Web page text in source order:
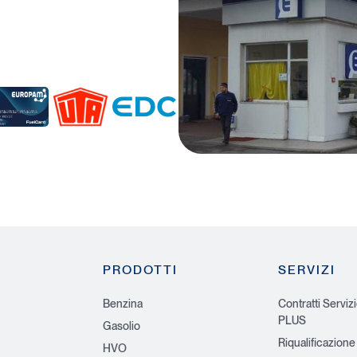
U
T
R
a
PRODOTTI
Benzina
Gasolio
HVO
SERVIZI
Contratti
PLUS